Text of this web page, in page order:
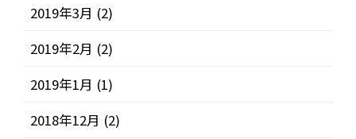
2019年3月 (2)
2019年2月 (2)
2019年1月 (1)
2018年12月 (2)